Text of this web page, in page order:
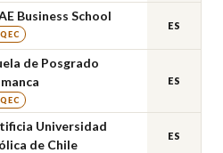
Business School
ES
de Posgrado
ES
Universidad
de Chile
ES